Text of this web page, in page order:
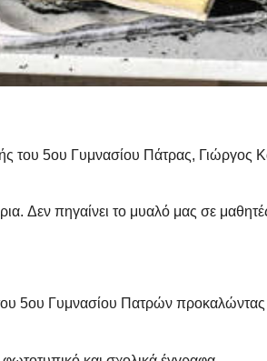
του 5ου Γυμνασίου Πάτρας, Γιώργος
Δεν πηγαίνει το μυαλό μας σε
5ου Γυμνασίου Πατρών προκαλώντας